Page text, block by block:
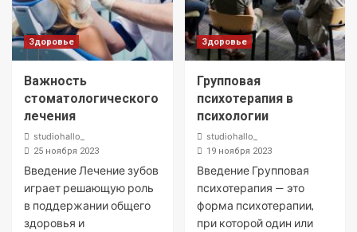
Здоровье
Важность
стоматологического
лечения
studiohallo_
25 ноября 2023
Введение Лечение зубов
играет решающую роль
в поддержании общего
здоровья и
Здоровье
Групповая
психотерапия в
психологии
studiohallo_
19 ноября 2023
Введение Групповая
психотерапия — это
форма психотерапии,
при которой один или